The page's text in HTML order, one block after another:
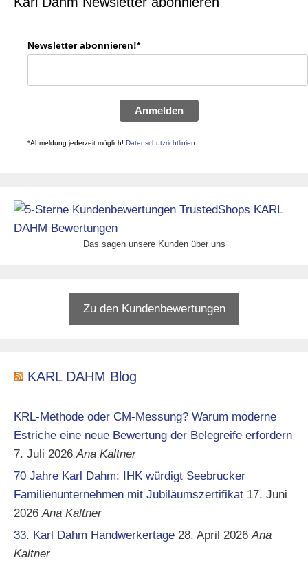
Newsletter abonnieren!*
Anmelden
*Abmeldung jederzeit möglich! Datenschutzrichtlinien
Das sagen unsere Kunden über uns
Zu den Kundenbewertungen
KARL DAHM Blog
KRL-Methode oder CM-Messung? Warum moderne
Estriche eine neue Bewertung der Belegreife erfordern
7. Juli 2026 Ana Kaltner
70 Jahre Karl Dahm: IHK würdigt Seebrucker
Familienunternehmen mit Jubiläumszertifikat 17. Juni
2026 Ana Kaltner
33. Karl Dahm Handwerkertage 28. April 2026 Ana
Kaltner